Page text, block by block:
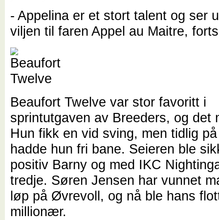
- Appelina er et stort talent og ser
viljen til faren Appel au Maitre,
Beaufort Twelve var stor favoritt i
sprintutgaven av Breeders, og det
Hun fikk en vid sving, men tidlig
hadde hun fri bane. Seieren ble
positiv Barny og med IKC
tredje. Søren Jensen har vunnet
løp på Øvrevoll, og nå ble hans
millionær.